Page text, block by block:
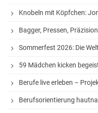
AGs
Musik
Sport
Theater
Schülerbibliothek
Medienscouts
Knobeln mit Köpfchen:
Bagger, Pressen, Präzision
Sommerfest 2026: Die
59 Mädchen kicken
Berufe live erleben –
Berufsorientierung